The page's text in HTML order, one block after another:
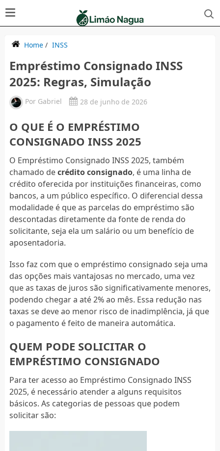
Home/ INSS
Empréstimo Consignado INSS
2025: Regras, Simulação
Por Gabriel 28 de junho de 2026
O QUE É O EMPRÉSTIMO
CONSIGNADO INSS 2025
O Empréstimo Consignado INSS 2025, também
chamado decrédito consignado, é uma linha de
crédito oferecida por instituições financeiras, como
bancos, a um público específico. O diferencial dessa
modalidade é que as parcelas do empréstimo são
descontadas diretamente da fonte de renda do
solicitante, seja ela um salário ou um benefício de
aposentadoria.
Isso faz com que o empréstimo consignado seja uma
das opções mais vantajosas no mercado, uma vez
que as taxas de juros são significativamente menores,
podendo chegar a até 2% ao mês. Essa redução nas
taxas se deve ao menor risco de inadimplência, já que
o pagamento é feito de maneira automática.
QUEM PODE SOLICITAR O
EMPRÉSTIMO CONSIGNADO
Para ter acesso ao Empréstimo Consignado INSS
2025, é necessário atender a alguns requisitos
básicos. As categorias de pessoas que podem
solicitar são: